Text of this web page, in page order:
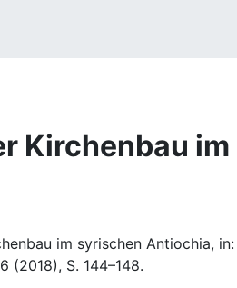
Kirchenbau im
im syrischen Antiochia, in:
(2018), S. 144–148.